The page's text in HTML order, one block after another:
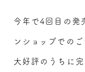
今年で4回目の発
ンショップでの
大好評のうちに